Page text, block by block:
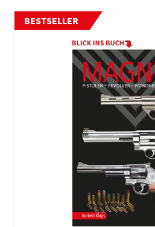
BESTSELLER